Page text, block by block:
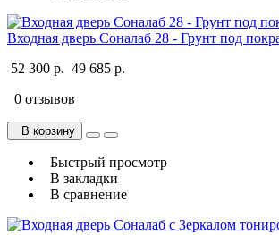
Входная дверь Соналаб 28 - Грунт под
52 300 р. 49 685 р.
0 отзывов
В корзину
Быстрый просмотр
В закладки
В сравнение